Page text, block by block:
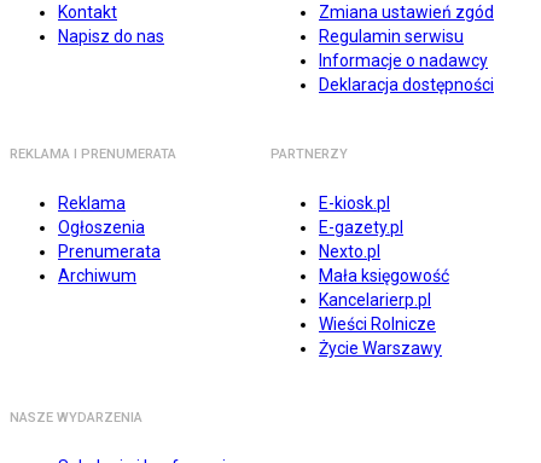
Kontakt
Napisz do nas
Zmiana ustawień zgód
Regulamin serwisu
Informacje o nadawcy
Deklaracja dostępności
REKLAMA I PRENUMERATA
Reklama
Ogłoszenia
Prenumerata
Archiwum
PARTNERZY
E-kiosk.pl
E-gazety.pl
Nexto.pl
Mała księgowość
Kancelarierp.pl
Wieści Rolnicze
Życie Warszawy
NASZE WYDARZENIA